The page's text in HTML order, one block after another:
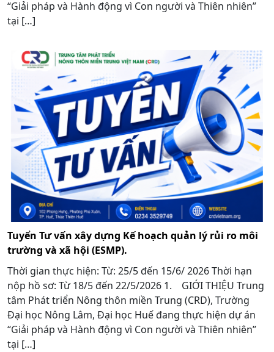
“Giải pháp và Hành động vì Con người và Thiên nhiên”
tại […]
Tuyển Tư vấn xây dựng Kế hoạch quản lý rủi ro môi
trường và xã hội (ESMP).
Thời gian thực hiện: Từ: 25/5 đến 15/6/ 2026 Thời hạn
nộp hồ sơ: Từ 18/5 đến 22/5/2026 1. GIỚI THIỆU Trung
tâm Phát triển Nông thôn miền Trung (CRD), Trường
Đại học Nông Lâm, Đại học Huế đang thực hiện dự án
“Giải pháp và Hành động vì Con người và Thiên nhiên”
tại […]